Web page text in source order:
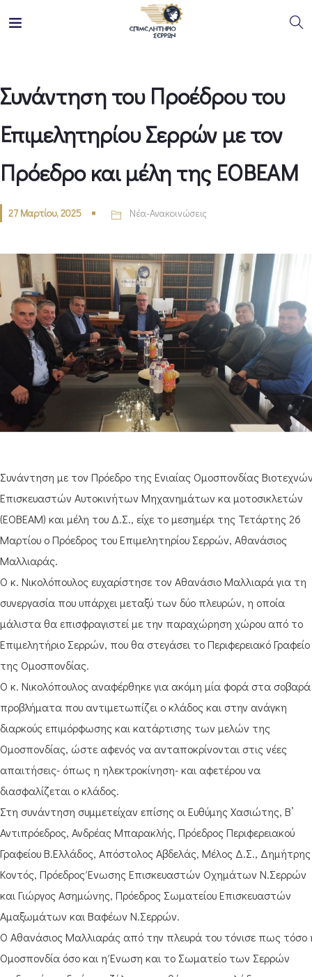
Συνάντηση του Προέδρου του
Επιμελητηρίου Σερρών με τον
Πρόεδρο και μέλη της ΕΟΒΕΑΜ
27 Μαρτίου, 2025 Νέα-Ανακοινώσεις
Συνάντηση με τον Πρόεδρο της Ενιαίας Ομοσπονδίας
Επισκευαστών Αυτοκινήτων Μηχανημάτων κα μοτοσικλετών
(ΕΟΒΕΑΜ) και μέλη του Δ.Σ., είχε το μεσημέρι της Τετάρτης 26
Μαρτίου ο Πρόεδρος του Επιμελητηρίου Σερρών, Αθανάσιος
Μαλλιαράς.
Ο κ. Νικολόπουλος ευχαρίστησε τον Αθανάσιο Μαλλιαρά για τη
συνεργασία που υπάρχει μεταξύ των δύο πλευρών, η οποία
μάλιστα θα επισφραγιστεί με την παραχώρηση χώρου από το
Επιμελητήριο Σερρών, που θα στεγάσει το Περιφερειακό Γραφείο
της Ομοσπονδίας.
Ο κ. Νικολόπουλος αναφέρθηκε για ακόμη μία φορά στα σοβαρά
προβλήματα που αντιμετωπίζει ο κλάδος και στην ανάγκη
διαρκούς επιμόρφωσης και κατάρτισης των μελών της
Ομοσπονδίας, ώστε αφενός να ανταποκρίνονται στις νέες
απαιτήσεις- όπως η ηλεκτροκίνηση- και αφετέρου να
διασφαλίζεται ο κλάδος.
Στη συνάντηση συμμετείχαν επίσης οι Ευθύμης Χασιώτης, Β’
Αντιπρόεδρος, Ανδρέας Μπαρακλής, Πρόεδρος Περιφερειακού
Γραφείου Β.Ελλάδος, Απόστολος Αβδελάς, Μέλος Δ.Σ., Δημήτρης
Κοντός, Πρόεδρος Ένωσης Επισκευαστών Οχημάτων Ν.Σερρών
και Γιώργος Ασημώνης, Πρόεδρος Σωματείου Επισκευαστών
Αμαξωμάτων και Βαφέων Ν.Σερρών.
Ο Αθανάσιος Μαλλιαράς από την πλευρά του τόνισε πως τόσο
Ομοσπονδία όσο και η Ένωση και το Σωματείο των Σερρών